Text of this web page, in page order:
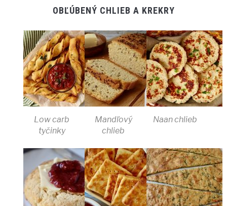
OBĽÚBENÝ CHLIEB A KREKRY
Low carb
tyčinky
Mandľový
chlieb
Naan chlieb